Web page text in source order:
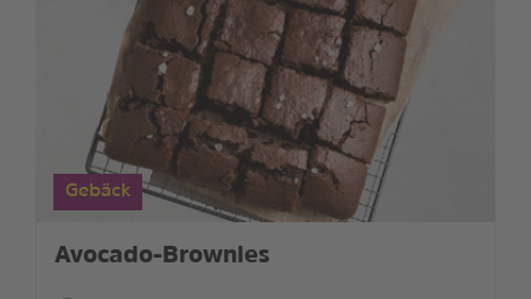
Gebäck
Avocado-Brownies